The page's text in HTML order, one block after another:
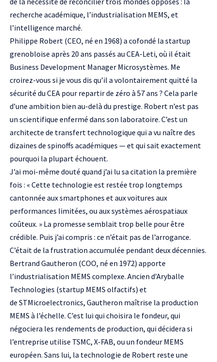
recherche académique, l’industrialisation MEMS, et
l’intelligence marché.
Philippe Robert (CEO, né en 1968) a cofondé la startup
grenobloise après 20 ans passés au CEA-Leti, où il était
Business Development Manager Microsystèmes. Me
croirez-vous si je vous dis qu’il a volontairement quitté la
sécurité du CEA pour repartir de zéro à 57 ans ? Cela parle
d’une ambition bien au-delà du prestige. Robert n’est pas
un scientifique enfermé dans son laboratoire. C’est un
architecte de transfert technologique qui a vu naître des
dizaines de spinoffs académiques — et qui sait exactement
pourquoi la plupart échouent.
J’ai moi-même douté quand j’ai lu sa citation la première
fois : « Cette technologie est restée trop longtemps
cantonnée aux smartphones et aux voitures aux
performances limitées, ou aux systèmes aérospatiaux
coûteux. » La promesse semblait trop belle pour être
crédible. Puis j’ai compris : ce n’était pas de l’arrogance.
C’était de la frustration accumulée pendant deux décennies.
Bertrand Gautheron (COO, né en 1972) apporte
l’industrialisation MEMS complexe. Ancien d’Aryballe
Technologies (startup MEMS olfactifs) et
de STMicroelectronics, Gautheron maîtrise la production
MEMS à l’échelle. C’est lui qui choisira le fondeur, qui
négociera les rendements de production, qui décidera si
l’entreprise utilise TSMC, X-FAB, ou un fondeur MEMS
européen. Sans lui, la technologie de Robert reste une